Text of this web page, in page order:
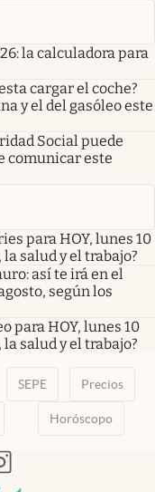
la calculadora para
cargar el coche?
y el del gasóleo este
Social puede
comunicar este
para HOY, lunes 10
salud y el trabajo?
así te irá en el
según los
para HOY, lunes 10
salud y el trabajo?
SEPE Precios
Horóscopo
pestaña
nueva pestaña
en nueva pestaña
abre en nueva pestaña